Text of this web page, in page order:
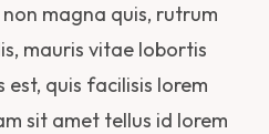
magna quis, rutrum
mauris vitae lobortis
quis facilisis lorem
sit amet tellus id lorem